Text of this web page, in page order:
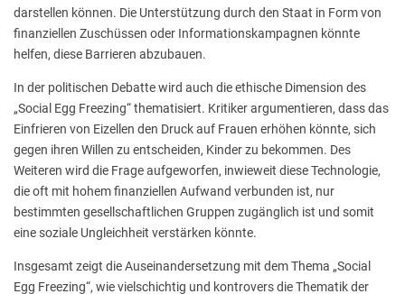
darstellen können. Die Unterstützung durch den Staat in Form von
finanziellen Zuschüssen oder Informationskampagnen könnte
helfen, diese Barrieren abzubauen.
In der politischen Debatte wird auch die ethische Dimension des
„Social Egg Freezing“ thematisiert. Kritiker argumentieren, dass das
Einfrieren von Eizellen den Druck auf Frauen erhöhen könnte, sich
gegen ihren Willen zu entscheiden, Kinder zu bekommen. Des
Weiteren wird die Frage aufgeworfen, inwieweit diese Technologie,
die oft mit hohem finanziellen Aufwand verbunden ist, nur
bestimmten gesellschaftlichen Gruppen zugänglich ist und somit
eine soziale Ungleichheit verstärken könnte.
Insgesamt zeigt die Auseinandersetzung mit dem Thema „Social
Egg Freezing“, wie vielschichtig und kontrovers die Thematik der